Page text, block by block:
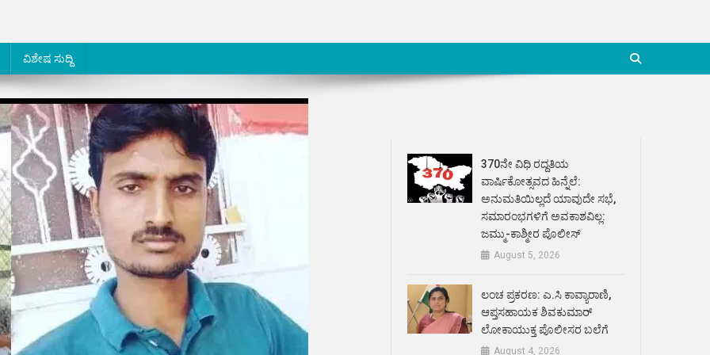
ವಿಶೇಷ ಸುದ್ದಿ
370ನೇ ವಿಧಿ ರದ್ದತಿಯ
ವಾರ್ಷಿಕೋತ್ಸವದ ಹಿನ್ನೆಲೆ:
ಅನುಮತಿಯಿಲ್ಲದೆ ಯಾವುದೇ ಸಭೆ,
ಸಮಾರಂಭಗಳಿಗೆ ಅವಕಾಶವಿಲ್ಲ:
ಜಮ್ಮು-ಕಾಶ್ಮೀರ ಪೊಲೀಸ್
August 5, 2026
ಲಂಚ ಪ್ರಕರಣ: ಎ.ಸಿ ಕಾವ್ಯಾರಾಣಿ,
ಆಪ್ತಸಹಾಯಕ ಶಿವಕುಮಾರ್‌
ಲೋಕಾಯುಕ್ತ ಪೊಲೀಸರ ಬಲೆಗೆ
August 4, 2026